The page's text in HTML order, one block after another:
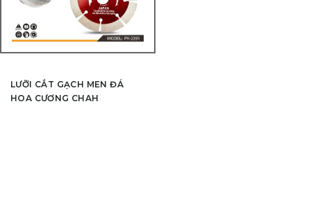
LƯỠI CẮT GẠCH MEN ĐÁ
HOA CƯƠNG CHAH